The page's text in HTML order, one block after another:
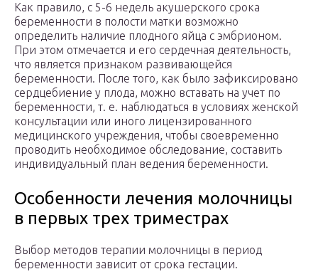
Как правило, с 5-6 недель акушерского срока
беременности в полости матки возможно
определить наличие плодного яйца с эмбрионом.
При этом отмечается и его сердечная деятельность,
что является признаком развивающейся
беременности. После того, как было зафиксировано
сердцебиение у плода, можно вставать на учет по
беременности, т. е. наблюдаться в условиях женской
консультации или иного лицензированного
медицинского учреждения, чтобы своевременно
проводить необходимое обследование, составить
индивидуальный план ведения беременности.
Особенности лечения молочницы
в первых трех триместрах
Выбор методов терапии молочницы в период
беременности зависит от срока гестации.